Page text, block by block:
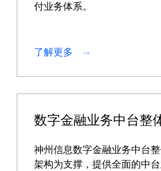
付业务体系。
了解更多
数字金融业务中台整
神州信息数字金融业务中台
架构为支撑，提供全面的中台